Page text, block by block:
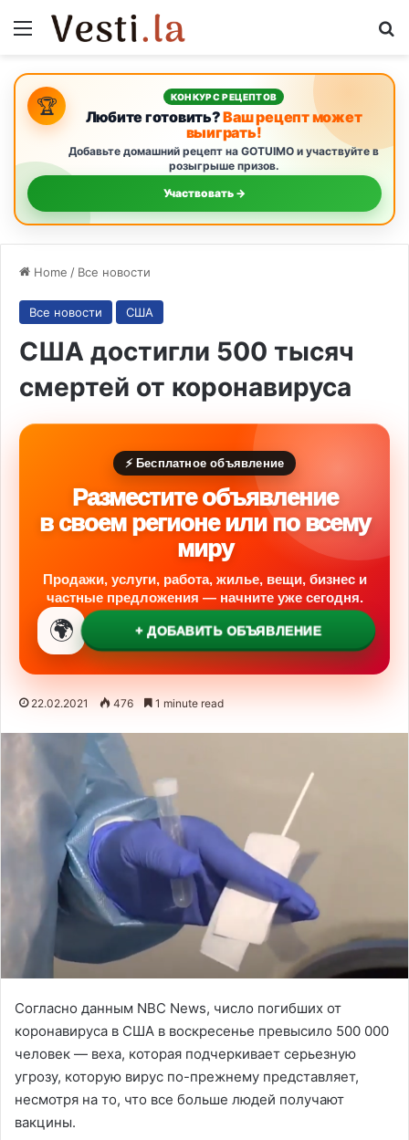
Menu
🏆 КОНКУРС РЕЦЕПТОВ
Любите готовить?Ваш рецепт может
выиграть!
Добавьте домашний рецепт на GOTUIMO и участвуйте в
розыгрыше призов.
Участвовать →
Home / Все новости
Все новости США
США достигли 500 тысяч
смертей от коронавируса
⚡ Бесплатное объявление
Разместите объявление
в своем регионе или по всему
миру
Продажи, услуги, работа, жилье, вещи, бизнес и
частные предложения — начните уже сегодня.
🌍 + ДОБАВИТЬ ОБЪЯВЛЕНИЕ
22.02.2021 476 1 minute read
Согласно данным NBC News, число погибших от
коронавируса в США в воскресенье превысило 500 000
человек — веха, которая подчеркивает серьезную
угрозу, которую вирус по-прежнему представляет,
несмотря на то, что все больше людей получают
вакцины.